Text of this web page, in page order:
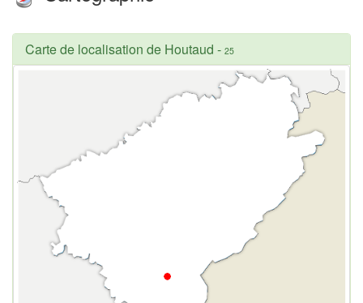
Carte de localisation de Houtaud - 25